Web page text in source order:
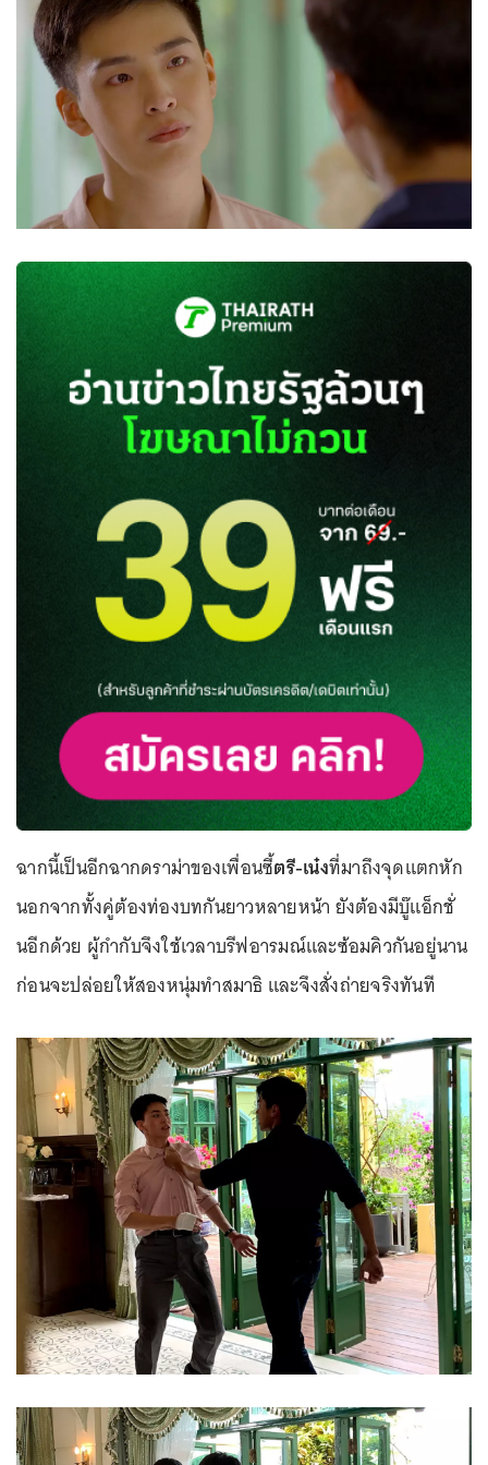
ฉากนี้เป็นอีกฉากดราม่าของเพื่อนซี้ตรี-เน๋งที่มาถึงจุดแตกหัก
นอกจากทั้งคู่ต้องท่องบทกันยาวหลายหน้า ยังต้องมีบู๊แอ็กชั่
นอีกด้วย ผู้กำกับจึงใช้เวลาบรีฟอารมณ์และซ้อมคิวกันอยู่นาน
ก่อนจะปล่อยให้สองหนุ่มทำสมาธิ และจึงสั่งถ่ายจริงทันที